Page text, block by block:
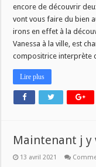
encore de découvrir
vont vous faire du bien
irons en effet à la
Vanessa à la ville, est
compositrice interprète
Lire plus
Maintenant j y
13 avril 2021